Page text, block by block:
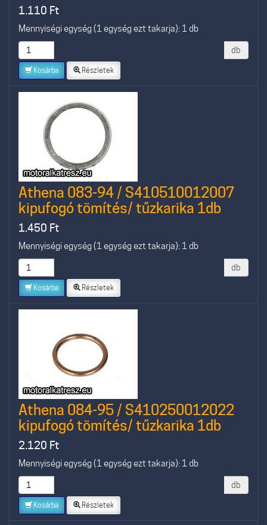
1.110 Ft
Mennyiségi egység (1 egység ezt takarja): 1 db
db
Kosárba Részletek
Athena 083-94 / S410510012007
kipufogó tömítés/ tűzkarika 1db
1.450 Ft
Mennyiségi egység (1 egység ezt takarja): 1 db
db
Kosárba Részletek
Athena 084-95 / S410250012022
kipufogó tömítés/ tűzkarika 1db
2.120 Ft
Mennyiségi egység (1 egység ezt takarja): 1 db
db
Kosárba Részletek